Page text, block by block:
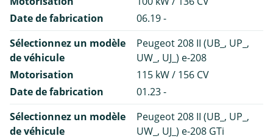
Date de fabrication
06.19 -
Sélectionnez un modèle
de véhicule
Peugeot 208 II (UB_, UP_,
UW_, UJ_) e-208
Motorisation
115 kW / 156 CV
Date de fabrication
01.23 -
Sélectionnez un modèle
de véhicule
Peugeot 208 II (UB_, UP_,
UW_, UJ_) e-208 GTi